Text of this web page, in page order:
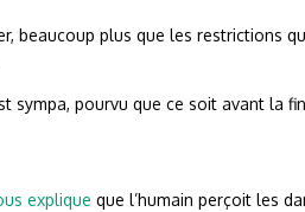
beaucoup plus que les restrictions
sympa, pourvu que ce soit avant la
explique que l’humain perçoit les